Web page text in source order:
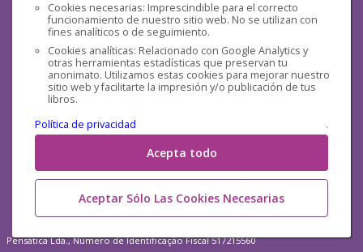
Cookies necesarias: Imprescindible para el correcto
funcionamiento de nuestro sitio web. No se utilizan con
fines analíticos o de seguimiento.
Cookies analíticas: Relacionado con Google Analytics y
otras herramientas estadísticas que preservan tu
anonimato. Utilizamos estas cookies para mejorar nuestro
sitio web y facilitarte la impresión y/o publicación de tus
libros.
Política de privacidad
.
Acepta todo
Aceptar Sólo Las Cookies Necesarias
Redes sociales
Pensática Lda., Número de Identificação Fiscal 517215560